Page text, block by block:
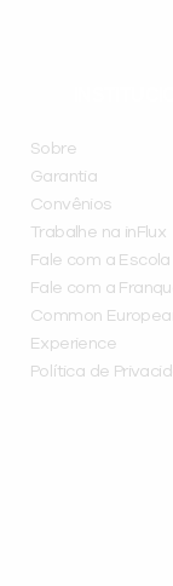
Sobre
Garantia
Convênios
Trabalhe na inFlux
Fale com a Escola
Fale com a
Common
Experience
Política de